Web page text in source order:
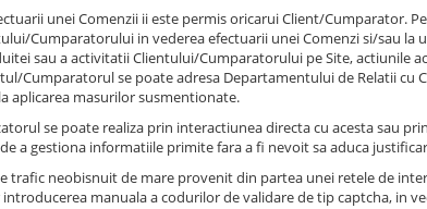
unei Comenzii ii este permis oricarui Client/Cumparator.
Cumparatorului in vederea efectuarii unei Comenzi si/sau la
sau a activitatii Clientului/Cumparatorului pe Site, actiunile
Cumparatorul se poate adresa Departamentului de Relatii cu
aplicarea masurilor susmentionate.
se poate realiza prin interactiunea directa cu acesta sau
a gestiona informatiile primite fara a fi nevoit sa aduca
trafic neobisnuit de mare provenit din partea unei retele de
manuala a codurilor de validare de tip captcha, in